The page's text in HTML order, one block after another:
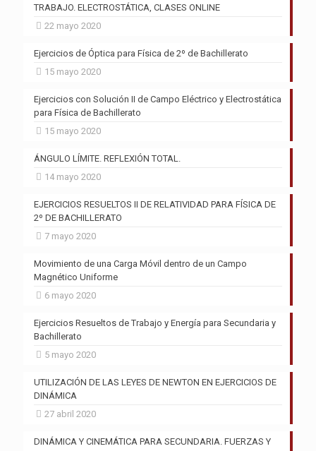
TRABAJO. ELECTROSTÁTICA, CLASES ONLINE
22 mayo 2020
Ejercicios de Óptica para Física de 2º de Bachillerato
15 mayo 2020
Ejercicios con Solución II de Campo Eléctrico y Electrostática
para Física de Bachillerato
15 mayo 2020
ÁNGULO LÍMITE. REFLEXIÓN TOTAL.
14 mayo 2020
EJERCICIOS RESUELTOS II DE RELATIVIDAD PARA FÍSICA DE
2º DE BACHILLERATO
7 mayo 2020
Movimiento de una Carga Móvil dentro de un Campo
Magnético Uniforme
6 mayo 2020
Ejercicios Resueltos de Trabajo y Energía para Secundaria y
Bachillerato
5 mayo 2020
UTILIZACIÓN DE LAS LEYES DE NEWTON EN EJERCICIOS DE
DINÁMICA
27 abril 2020
DINÁMICA Y CINEMÁTICA PARA SECUNDARIA. FUERZAS Y